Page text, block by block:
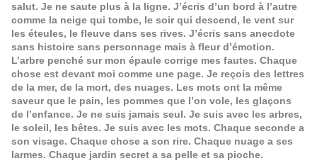
salut. Je ne saute plus à la ligne. J’écris d’un bord à l’autre
comme la neige qui tombe, le soir qui descend, le vent sur
les éteules, le fleuve dans ses rives. J’écris sans anecdote
sans histoire sans personnage mais à fleur d’émotion.
L’arbre penché sur mon épaule corrige mes fautes. Chaque
chose est devant moi comme une page. Je reçois des lettres
de la mer, de la mort, des nuages. Les mots ont la même
saveur que le pain, les pommes que l’on vole, les glaçons
de l’enfance. Je ne suis jamais seul. Je suis avec les arbres,
le soleil, les bêtes. Je suis avec les mots. Chaque seconde a
son visage. Chaque chose a son rire. Chaque nuage a ses
larmes. Chaque jardin secret a sa pelle et sa pioche.